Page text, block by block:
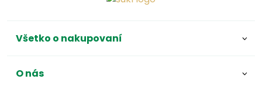
Všetko o nakupovaní
O nás